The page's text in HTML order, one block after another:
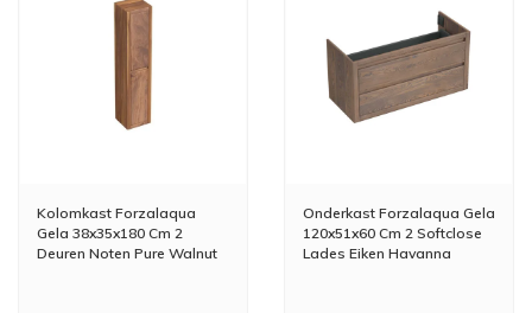
Kolomkast Forzalaqua
Gela 38x35x180 Cm 2
Deuren Noten Pure Walnut
Onderkast Forzalaqua Gela
120x51x60 Cm 2 Softclose
Lades Eiken Havanna